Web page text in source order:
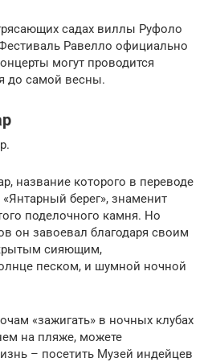
садах виллы Руфоло
Равелло официально
могут проводится
до самой весны.
название которого в переводе
берег», знаменит
поделочного камня. Но
он завоевал благодаря своим
сияющим,
песком, и шумной ночной
«зажигать» в ночных клубах
на пляже, можете
– посетить Музей индейцев